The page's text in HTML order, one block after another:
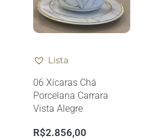
Lista
06 Xícaras Chá
Porcelana Carrara
Vista Alegre
R$2.856,00